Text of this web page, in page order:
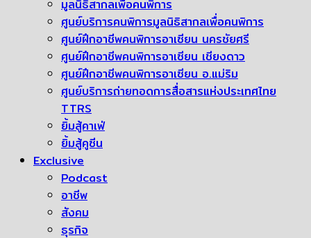
มูลนิธิสากลเพื่อคนพิการ
ศูนย์บริการคนพิการมูลนิธิสากลเพื่อคนพิการ
ศูนย์ฝึกอาชีพคนพิการอาเซียน นครชัยศรี
ศูนย์ฝึกอาชีพคนพิการอาเซียน เชียงดาว
ศูนย์ฝึกอาชีพคนพิการอาเซียน อ.แม่ริม
ศูนย์บริการถ่ายทอดการสื่อสารแห่งประเทศไทย
TTRS
ยิ้มสู้คาเฟ่
ยิ้มสู้คูซีน
Exclusive
Podcast
อาชีพ
สังคม
ธุรกิจ